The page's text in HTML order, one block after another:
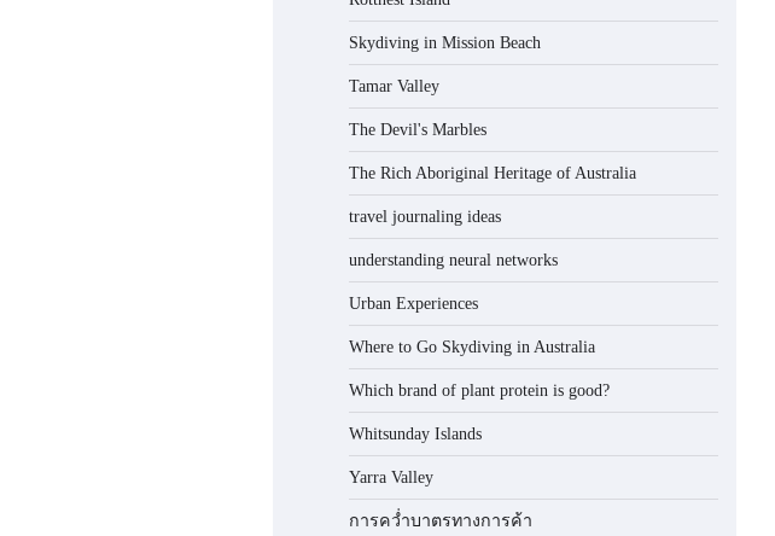
Skydiving in Mission Beach
Tamar Valley
The Devil's Marbles
The Rich Aboriginal Heritage of Australia
travel journaling ideas
understanding neural networks
Urban Experiences
Where to Go Skydiving in Australia
Which brand of plant protein is good?
Whitsunday Islands
Yarra Valley
การคว่ำบาตรทางการค้า